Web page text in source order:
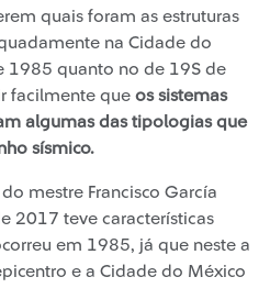
quais foram as estruturas
na Cidade do
1985 quanto no de 19S de
facilmente que os sistemas
algumas das tipologias que
sísmico.
mestre Francisco García
2017 teve características
em 1985, já que neste a
e a Cidade do México